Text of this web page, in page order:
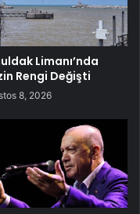
Limanı’nda
Rengi Değişti
8, 2026